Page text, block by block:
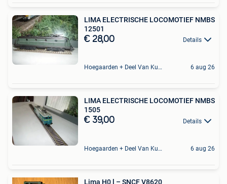
LIMA ELECTRISCHE LOCOMOTIEF NMBS
12501
€ 28,00 Details
Hoegaarden + Deel Van Kumtich + Deel Van Tienen 6 aug 26
LIMA ELECTRISCHE LOCOMOTIEF NMBS
1505
€ 39,00 Details
Hoegaarden + Deel Van Kumtich + Deel Van Tienen 6 aug 26
Lima H0 l – SNCF V8620